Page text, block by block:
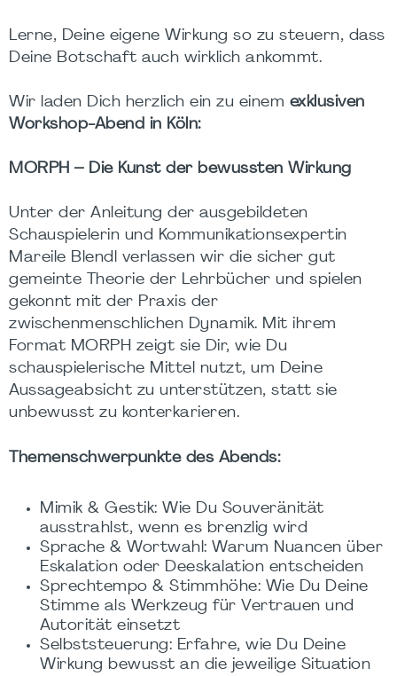
Lerne, Deine eigene Wirkung so zu steuern, dass
Deine Botschaft auch wirklich ankommt.
Wir laden Dich herzlich ein zu einem exklusiven
Workshop-Abend in Köln:
MORPH – Die Kunst der bewussten Wirkung
Unter der Anleitung der ausgebildeten
Schauspielerin und Kommunikationsexpertin
Mareile Blendl verlassen wir die sicher gut
gemeinte Theorie der Lehrbücher und spielen
gekonnt mit der Praxis der
zwischenmenschlichen Dynamik. Mit ihrem
Format MORPH zeigt sie Dir, wie Du
schauspielerische Mittel nutzt, um Deine
Aussageabsicht zu unterstützen, statt sie
unbewusst zu konterkarieren.
Themenschwerpunkte des Abends:
Mimik & Gestik: Wie Du Souveränität
ausstrahlst, wenn es brenzlig wird
Sprache & Wortwahl: Warum Nuancen über
Eskalation oder Deeskalation entscheiden
Sprechtempo & Stimmhöhe: Wie Du Deine
Stimme als Werkzeug für Vertrauen und
Autorität einsetzt
Selbststeuerung: Erfahre, wie Du Deine
Wirkung bewusst an die jeweilige Situation